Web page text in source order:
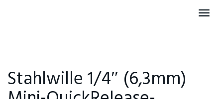
Stahlwille 1/4″ (6,3mm)